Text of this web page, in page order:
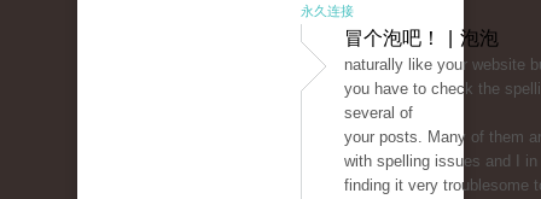
永久连接
冒个泡吧！ | 泡泡
naturally like your website
you have to check the
several of
your posts. Many of them
with spelling issues and I in
finding it very troublesome